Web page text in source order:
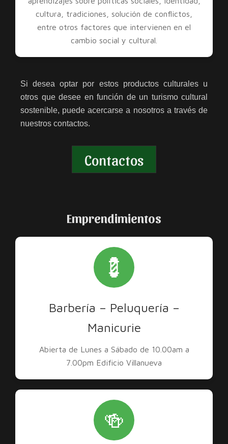
cultura, tradiciones, solución de conflictos,
entre otros factores que intervienen en el
cambio social y cultural.
Si desea optar por estos productos culturales u
otros que desee en función de un turismo cultural
sostenible, puede acercarse a nosotros a través de
nuestros contactos.
Contactos
Emprendimientos
💈
Barbería – Peluquería –
Manicurie
Abierta de Lunes a Sábado de 10.00am a
7.00pm Edificio Villanueva
🍻